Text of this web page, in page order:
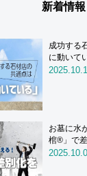
新着情報
成功する
に動いて
お墓に水
棺®」で